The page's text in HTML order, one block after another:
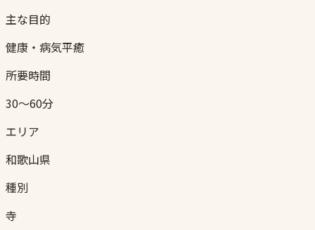
主な目的
健康・病気平癒
所要時間
30〜60分
エリア
和歌山県
種別
寺